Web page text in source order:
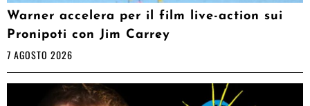
Warner accelera per il film live-action sui
Pronipoti con Jim Carrey
7 AGOSTO 2026